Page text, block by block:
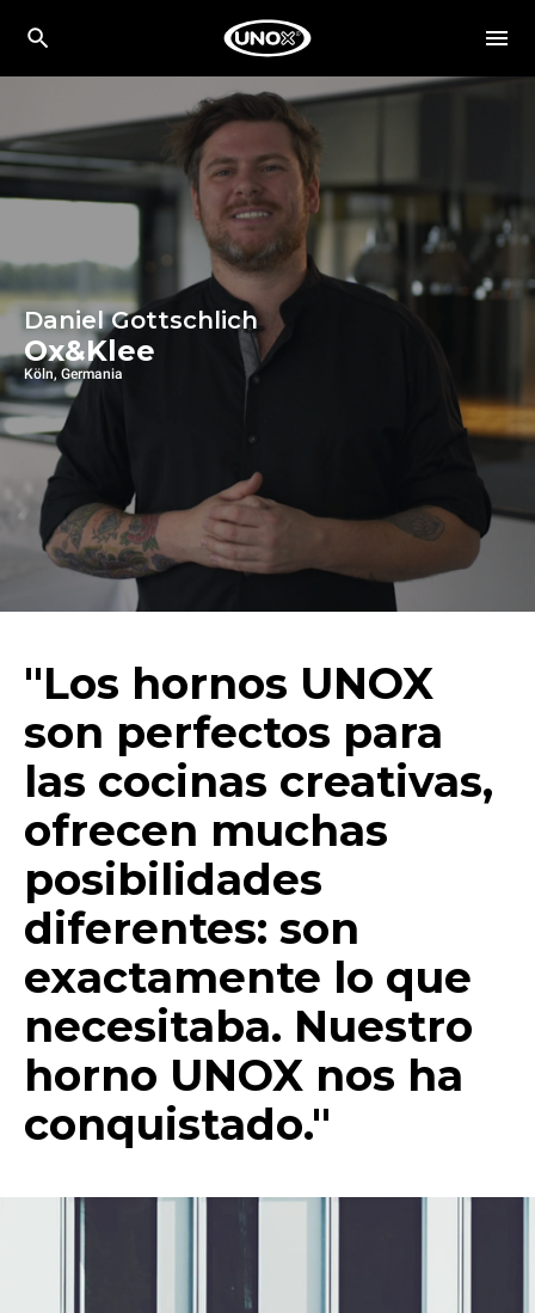
Daniel Gottschlich
Ox&Klee
Köln, Germania
"Los hornos UNOX
son perfectos para
las cocinas creativas,
ofrecen muchas
posibilidades
diferentes: son
exactamente lo que
necesitaba. Nuestro
horno UNOX nos ha
conquistado."